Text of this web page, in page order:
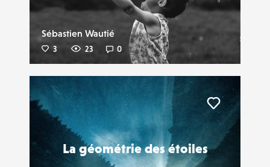
Sébastien Wautié
3 23 0
La géométrie des étoiles